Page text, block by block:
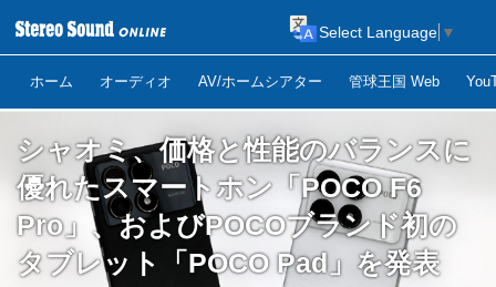
ホーム オーディオ AV/ホームシアター 管球王国 Web
Select Language ▼
シャオミ、価格と性能のバランスに
優れたスマートホン「POCO F6
Pro」、およびPOCOブランド初の
タブレット「POCO Pad」を発表